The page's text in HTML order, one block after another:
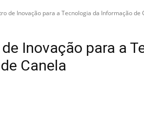
de Inovação para a Tecnologia da Informação de
Inovação para a
Canela